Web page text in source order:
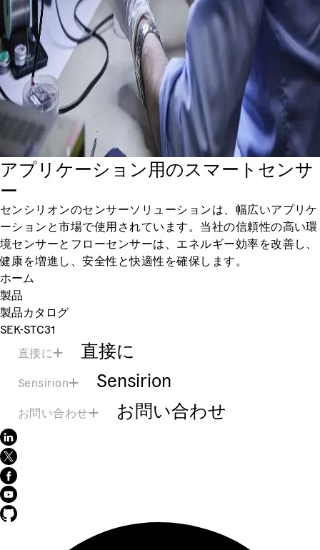
アプリケーション用のスマートセンサ
ー
センシリオンのセンサーソリューションは、幅広いアプリケ
ーションと市場で使用されています。当社の信頼性の高い環
境センサーとフローセンサーは、エネルギー効率を改善し、
健康を増進し、安全性と快適性を確保します。
ホーム
製品
製品カタログ
SEK-STC31
直接に
直接に
Sensirion Sensirion
お問い合わせ お問い合わせ